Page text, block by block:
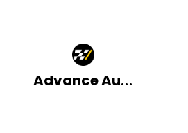
Advance Auto Parts